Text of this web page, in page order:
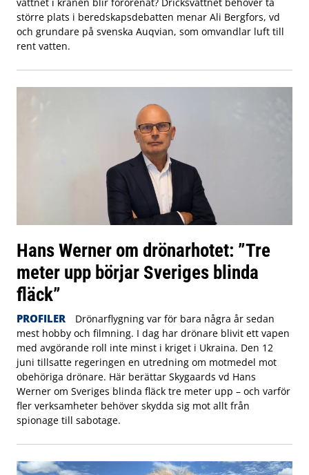
vattnet i kranen blir förorenat? Dricksvattnet behöver ta
större plats i beredskapsdebatten menar Ali Bergfors, vd
och grundare på svenska Auqvian, som omvandlar luft till
rent vatten.
Hans Werner om drönarhotet: ”Tre
meter upp börjar Sveriges blinda
fläck”
PROFILER
Drönarflygning var för bara några år sedan
mest hobby och filmning. I dag har drönare blivit ett vapen
med avgörande roll inte minst i kriget i Ukraina. Den 12
juni tillsatte regeringen en utredning om motmedel mot
obehöriga drönare. Här berättar Skygaards vd Hans
Werner om Sveriges blinda fläck tre meter upp – och varför
fler verksamheter behöver skydda sig mot allt från
spionage till sabotage.